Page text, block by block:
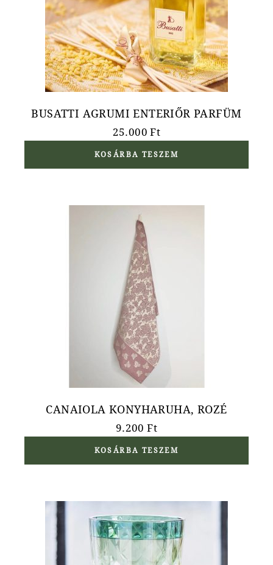
BUSATTI AGRUMI ENTERIŐR PARFÜM
25.000Ft
KOSÁRBA TESZEM
CANAIOLA KONYHARUHA, ROZÉ
9.200Ft
KOSÁRBA TESZEM